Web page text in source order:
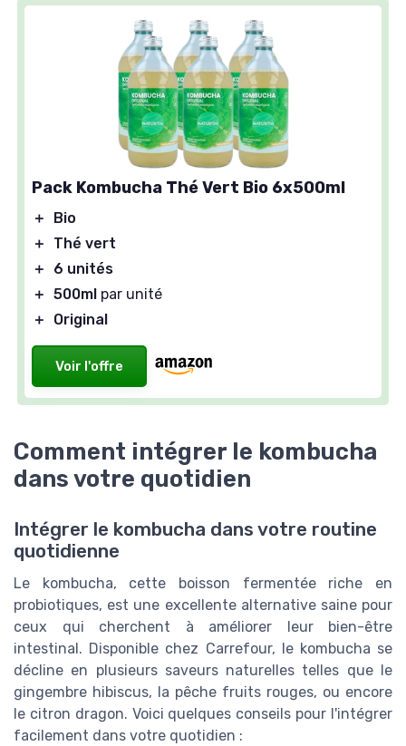
Pack Kombucha Thé Vert Bio 6x500ml
＋
Bio
＋
Thé vert
＋
6 unités
＋ 500ml par unité
＋
Original
Voir l'offre
Comment intégrer le kombucha
dans votre quotidien
Intégrer le kombucha dans votre routine
quotidienne
Le kombucha, cette boisson fermentée riche en
probiotiques, est une excellente alternative saine pour
ceux qui cherchent à améliorer leur bien-être
intestinal. Disponible chez Carrefour, le kombucha se
décline en plusieurs saveurs naturelles telles que le
gingembre hibiscus, la pêche fruits rouges, ou encore
le citron dragon. Voici quelques conseils pour l'intégrer
facilement dans votre quotidien :